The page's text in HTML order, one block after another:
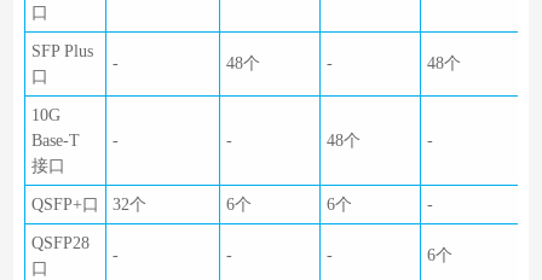
口
SFP Plus
口
- 48个 - 48个
10G
Base-T
接口
- - 48个 -
QSFP+口 32个 6个 6个 -
QSFP28
口
- - - 6个